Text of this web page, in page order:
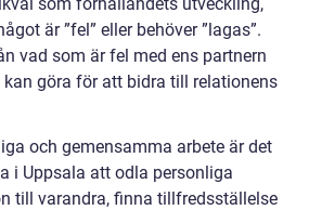
är ”fel” eller behöver ”lagas”.
vad som är fel med ens partnern
göra för att bidra till relationens
och gemensamma arbete är det
i Uppsala att odla personliga
till varandra, finna tillfredsställelse